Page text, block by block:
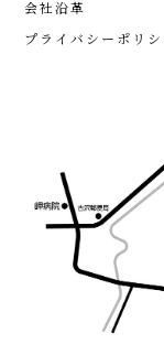
会社沿革
プライバシーポリシ